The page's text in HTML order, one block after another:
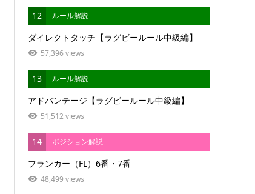
12 ルール解説
ダイレクトタッチ【ラグビールール中級編】
57,396 views
13 ルール解説
アドバンテージ【ラグビールール中級編】
51,512 views
14 ポジション解説
フランカー（FL）6番・7番
48,499 views